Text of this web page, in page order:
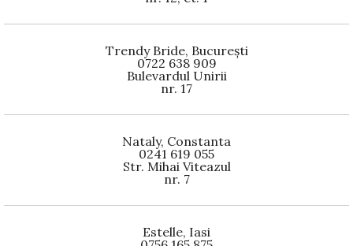
Trendy Bride, București
0722 638 909
Bulevardul Unirii
nr. 17
Nataly, Constanta
0241 619 055
Str. Mihai Viteazul
nr. 7
Estelle, Iasi